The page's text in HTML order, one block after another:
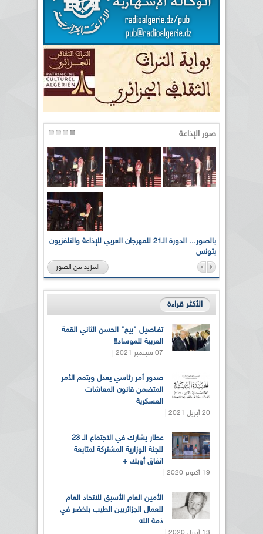
صور الإذاعة
بالصور... الدورة الـ21 للمهرجان العربي للإذاعة والتلفزيون
بتونس
المزيد من الصور
الأكثر قراءة
تفـاصيل "بيع" الحسن الثاني القمة
العربية للموساد!!
07 سبتمبر 2021 |
صدور أمر رئاسي يعدل ويتمم الأمر
المتضمن قانون المعاشات
العسكرية
20 أبريل 2021 |
عطار يشارك في الاجتماع الـ 23
للجنة الوزارية المشتركة لمتابعة
اتفاق أوبك +
19 أكتوبر 2020 |
الأمين العام الأسبق للاتحاد العام
للعمال الجزائريين الطيب بلخضر في
ذمة الله